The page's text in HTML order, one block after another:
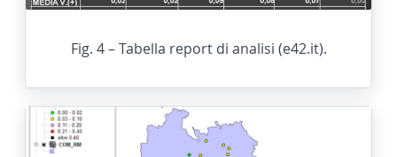
Fig. 4 – Tabella report di analisi (e42.it).